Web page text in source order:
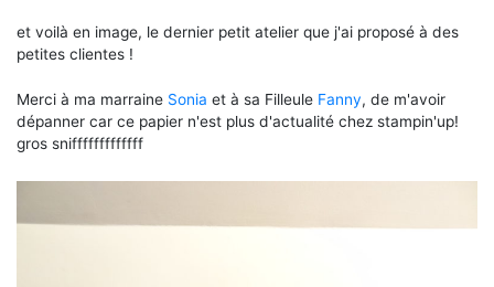
et voilà en image, le dernier petit atelier que j'ai proposé à des
petites clientes !
Merci à ma marraine Sonia et à sa Filleule Fanny, de m'avoir
dépanner car ce papier n'est plus d'actualité chez stampin'up!
gros snifffffffffffff